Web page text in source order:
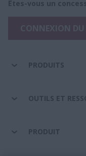
Êtes-vous un
PRODUITS
OUTILS ET
PRODUIT